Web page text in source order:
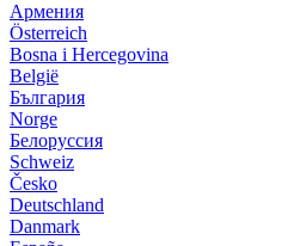
Армения
Österreich
Bosna i Hercegovina
België
България
Norge
Белоруссия
Schweiz
Česko
Deutschland
Danmark